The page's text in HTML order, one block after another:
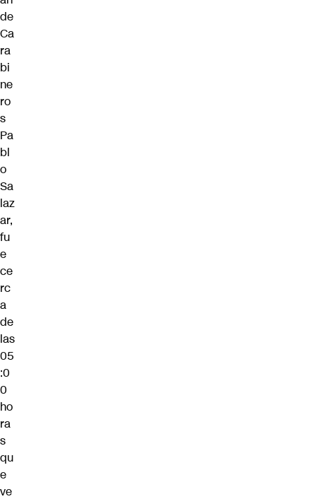
de
Ca
ra
bi
ne
ro
s
Pa
bl
o
Sa
laz
ar,
fu
e
ce
rc
a
de
las
05
:0
0
ho
ra
s
qu
e
ve